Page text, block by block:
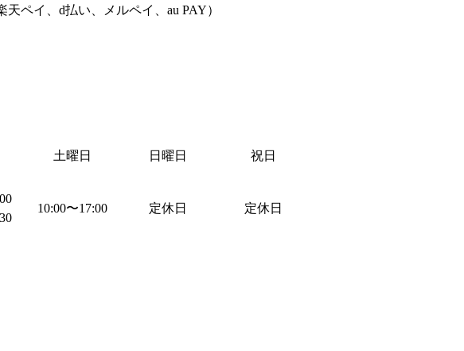
天ペイ、d払い、メルペイ、au PAY）
土曜日 日曜日 祝日
10:00〜17:00 定休日 定休日